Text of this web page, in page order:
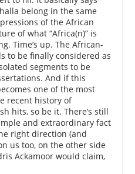
belong in the same
of the African
of what “Africa(n)” is
Time’s up. The African-
to be finally considered as
segments to be
And if this
one of the most
recent history of
hits, so be it. There’s still
and extraordinary fact
right direction (and
us too, on the other side
Ackamoor would claim,